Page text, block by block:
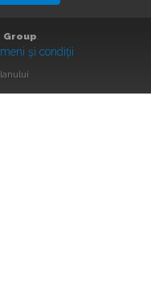
Group.
şi condiţii